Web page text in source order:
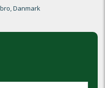
Danmark